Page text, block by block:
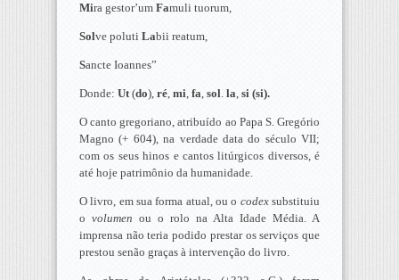
Mira gestor’um Famuli tuorum,
Solve poluti Labii reatum,
Sancte Ioannes”
Donde: Ut(do), ré, mi, fa, sol. la, si (si).
O canto gregoriano, atribuído ao Papa S. Gregório
Magno (+ 604), na verdade data do século VII;
com os seus hinos e cantos litúrgicos diversos, é
até hoje patrimônio da humanidade.
O livro, em sua forma atual, ou o codexsubstituiu
o volumen ou o rolo na Alta Idade Média. A
imprensa não teria podido prestar os serviços que
prestou senão graças à intervenção do livro.